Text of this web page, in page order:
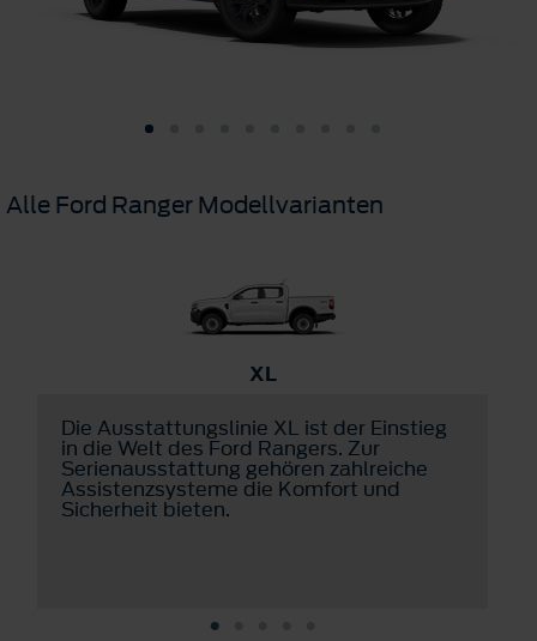
Alle Ford Ranger Modellvarianten
XL
Die Ausstattungslinie XL ist der Einstieg
in die Welt des Ford Rangers. Zur
Serienausstattung gehören zahlreiche
Assistenzsysteme die Komfort und
Sicherheit bieten.